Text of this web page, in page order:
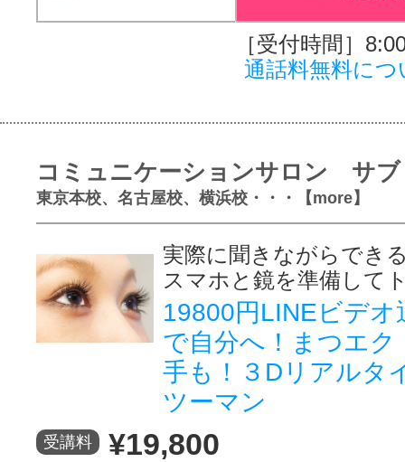
［受付時間］
通話料無料につ
コミュニケーションサロン サブ
東京本校、名古屋校、横浜校・・・【more】
実際に聞きながらでき
スマホと鏡を準備して
19800円LINEビデオ
で自分へ！まつエク
手も！３Dリアルタ
ツーマン
受講料 ¥19,800